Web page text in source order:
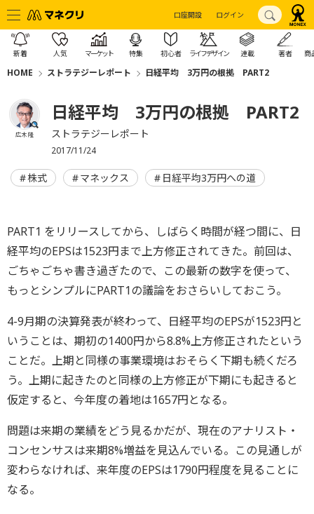
口座開設 ログイン
新着 人気 マーケット 特集 初心者 ライフデザイン 連載 著者 商
HOME ストラテジーレポート 日経平均 3万円の根拠 PART2
広木 隆
日経平均 3万円の根拠 PART2
ストラテジーレポート
2017/11/24
株式 マネックス 日経平均3万円への道
PART1 をリリースしてから、しばらく時間が経つ間に、日
経平均のEPSは1523円まで上方修正されてきた。前回は、
ごちゃごちゃ書き過ぎたので、この最新の数字を使って、
もっとシンプルにPART1の議論をおさらいしておこう。
4-9月期の決算発表が終わって、日経平均のEPSが1523円と
いうことは、期初の1400円から8.8%上方修正されたという
ことだ。上期と同様の事業環境はおそらく下期も続くだろ
う。上期に起きたのと同様の上方修正が下期にも起きると
仮定すると、今年度の着地は1657円となる。
問題は来期の業績をどう見るかだが、現在のアナリスト・
コンセンサスは来期8%増益を見込んでいる。この見通しが
変わらなければ、来年度のEPSは1790円程度を見ることに
なる。